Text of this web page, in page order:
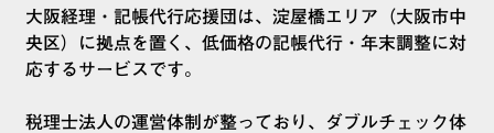
大阪経理・記帳代行応援団は、淀屋橋エリア（大阪市中
央区）に拠点を置く、低価格の記帳代行・年末調整に対
応するサービスです。
税理士法人の運営体制が整っており、ダブルチェック体